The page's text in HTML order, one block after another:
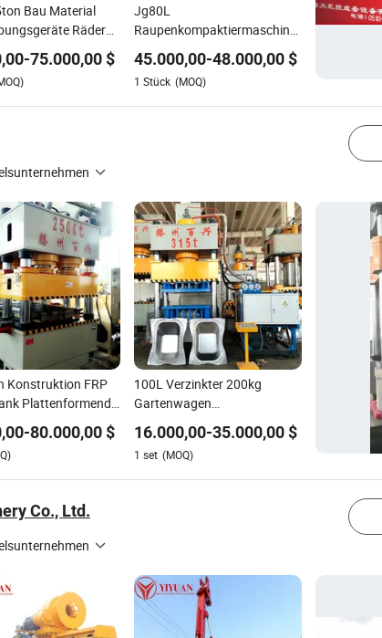
Bau Material
Räder
-75.000,00 $
Jg80L
Raupenkompaktiermaschine
Nivellierungssystem
45.000,00-48.000,00$
1 Stück (MOQ)
Konstruktion FRP
Plattenformende
Maschine
-80.000,00 $
100L Verzinkter 200kg
Gartenwagen
Transportwagen
Schwerlaststahlkonstruktion
Schubkarre
Herstellungsmaschine
16.000,00-35.000,00$
1 set (MOQ)
Co., Ltd.